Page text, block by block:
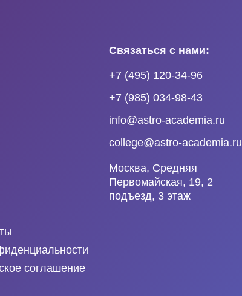
соглашение
Связаться с нами:
+7 (495) 120-34-96
+7 (985) 034-98-43
info@astro-academia.ru
Москва, Средняя
Первомайская, 19, 2
подъезд, 3 этаж
college@astro-academia.ru